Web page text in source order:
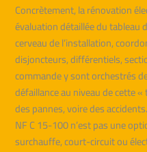
Concrètement, la rénovation
évaluation détaillée du tableau
cerveau de l’installation,
disjoncteurs, différentiels,
commande y sont orchestrés
défaillance au niveau de cette
des pannes, voire des
NF C 15-100 n’est pas une
surchauffe, court-circuit ou